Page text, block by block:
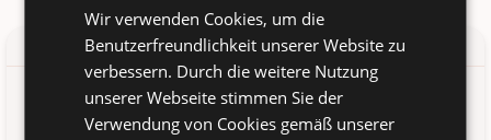
Produkt-/Sicherheitshinweise
Fulda Blumentöpfe 2er Set von House Nordic aus Dänemark
Wir verwenden Cookies, um die
Benutzerfreundlichkeit unserer Website zu
verbessern. Durch die weitere Nutzung
unserer Webseite stimmen Sie der
Verwendung von Cookies gemäß unserer